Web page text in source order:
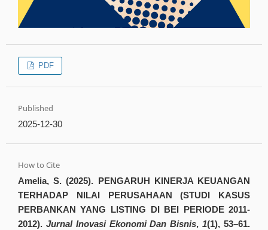
PDF
Published
2025-12-30
How to Cite
Amelia, S. (2025). PENGARUH KINERJA KEUANGAN
TERHADAP NILAI PERUSAHAAN (STUDI KASUS
PERBANKAN YANG LISTING DI BEI PERIODE 2011-
2012). Jurnal Inovasi Ekonomi Dan Bisnis,1(1), 53–61.